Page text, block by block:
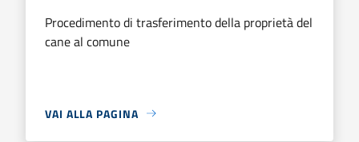
Procedimento di trasferimento della proprietà del
cane al comune
VAI ALLA PAGINA